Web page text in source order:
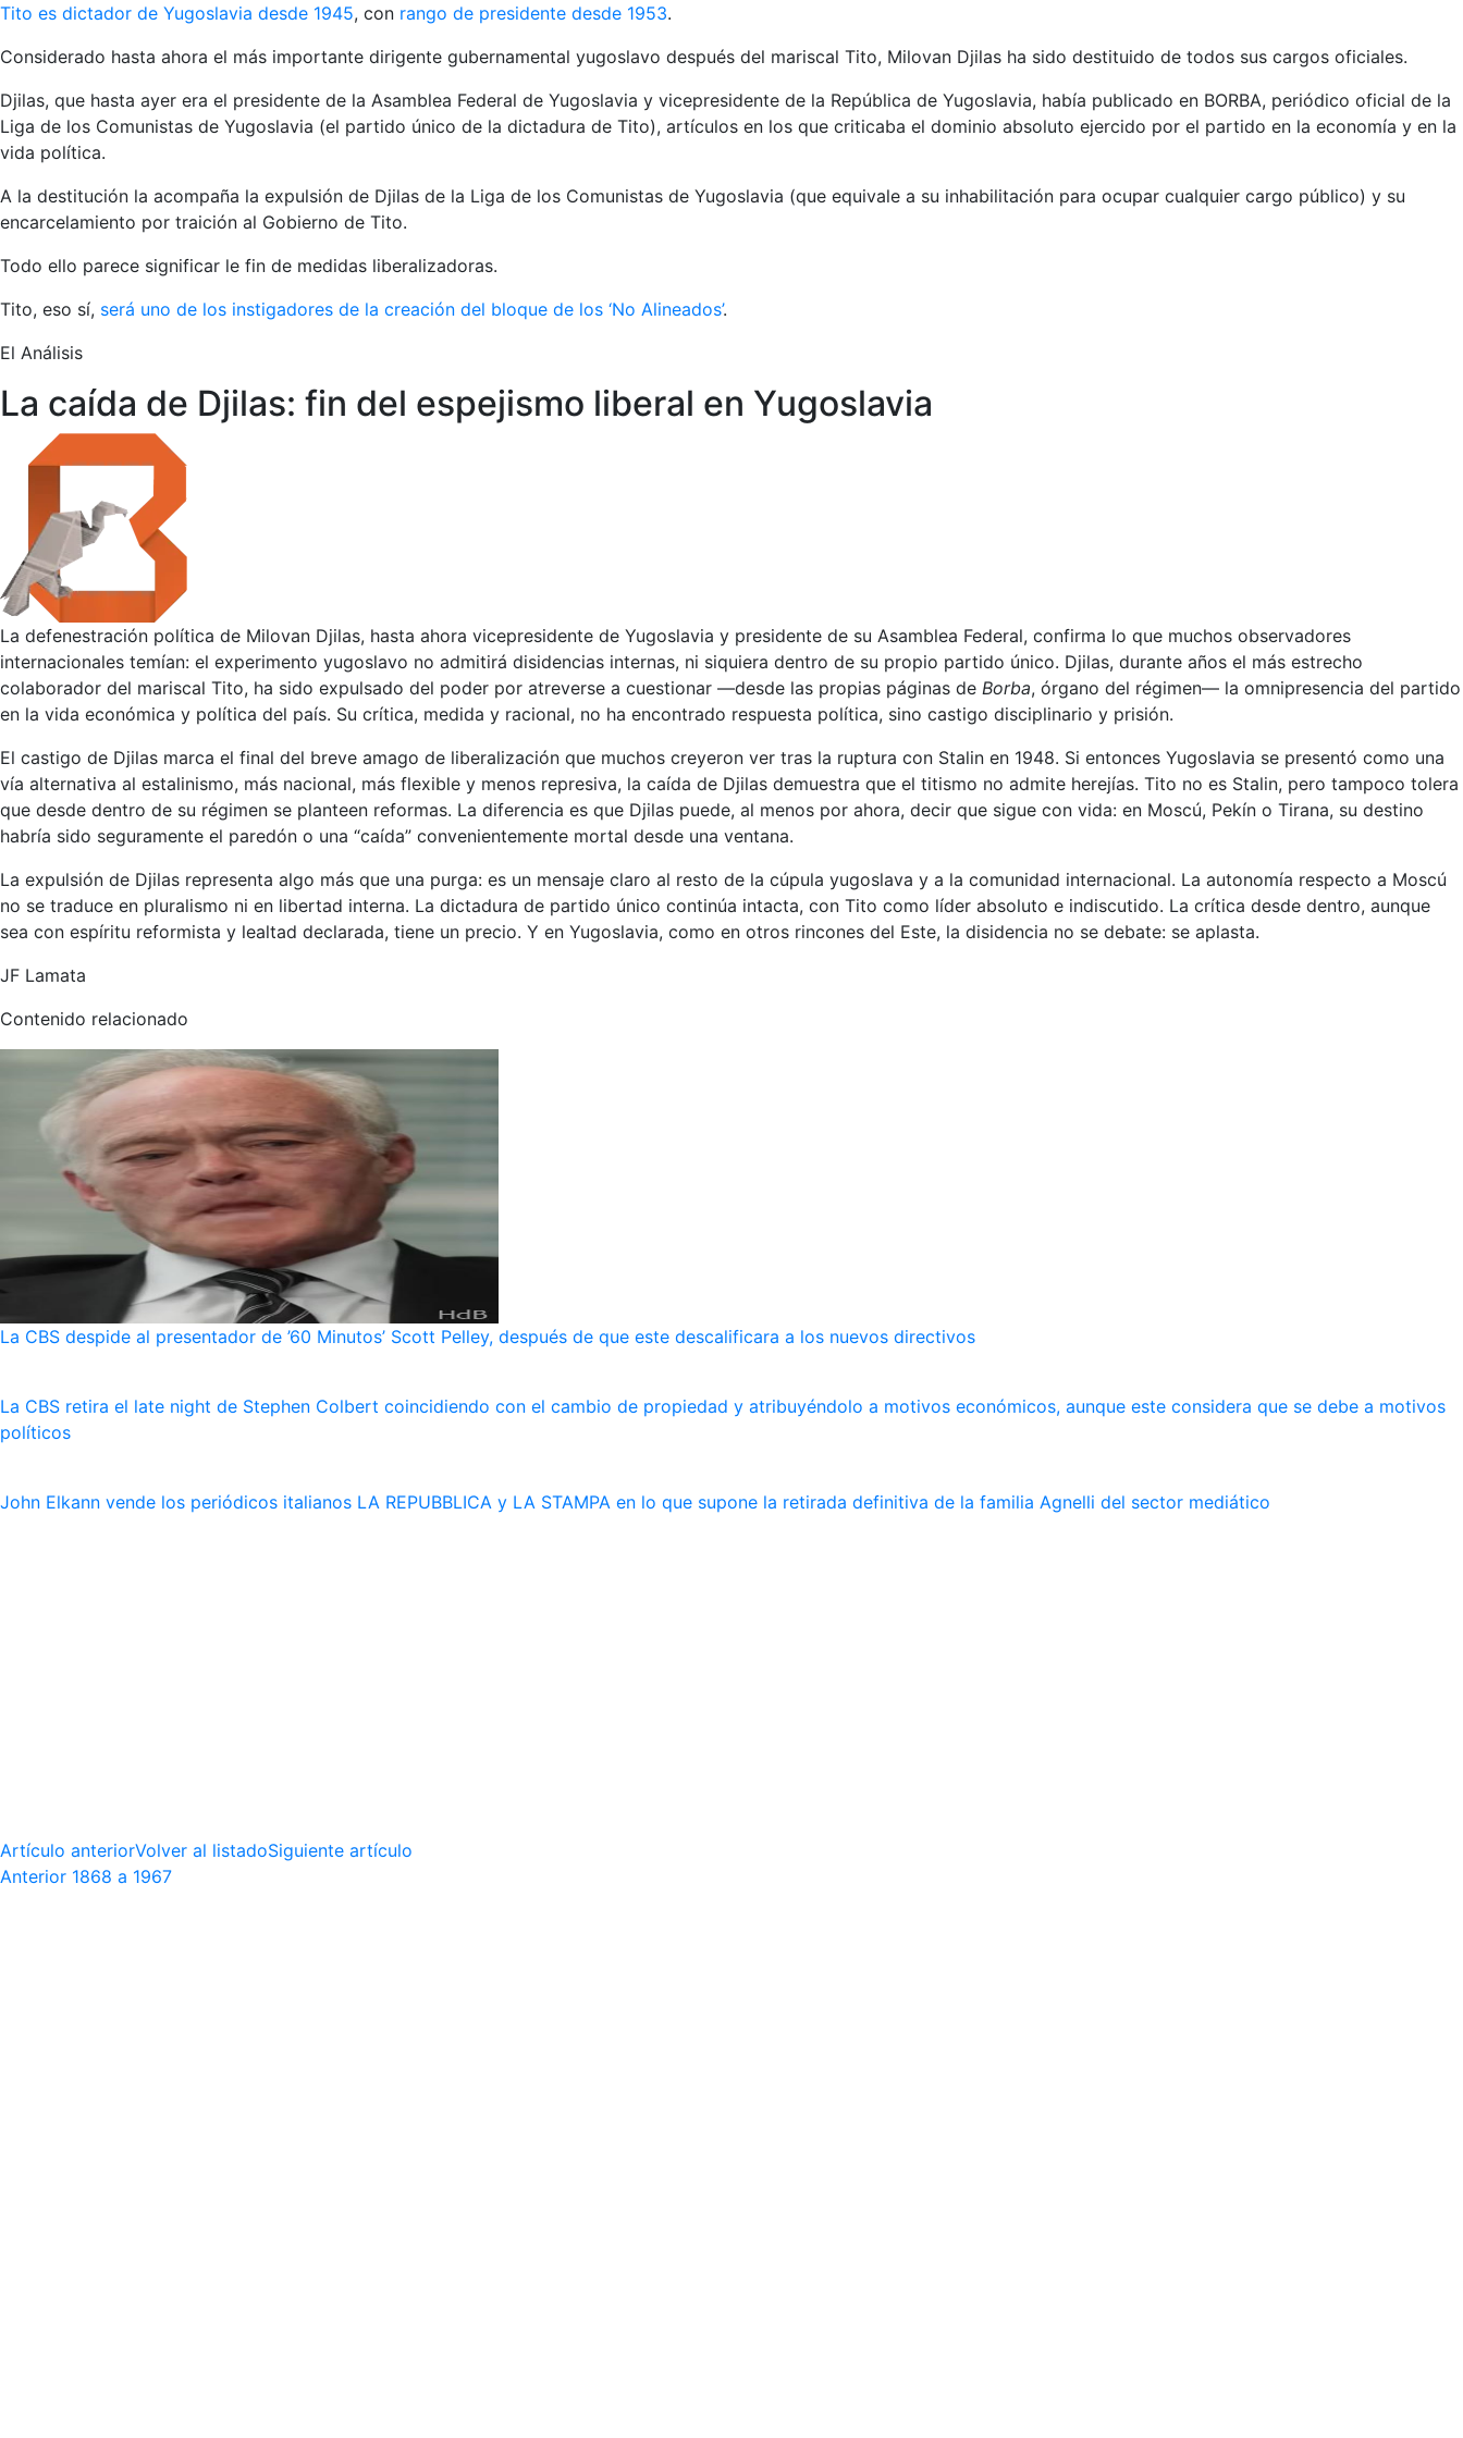
Tito es dictador de Yugoslavia desde 1945, con rango de presidente desde 1953.
Considerado hasta ahora el más importante dirigente gubernamental yugoslavo después del mariscal Tito, Milovan Djilas ha sido destituido de todos sus cargos oficiales.
Djilas, que hasta ayer era el presidente de la Asamblea Federal de Yugoslavia y vicepresidente de la República de Yugoslavia, había publicado en BORBA, periódico oficial de la
Liga de los Comunistas de Yugoslavia (el partido único de la dictadura de Tito), artículos en los que criticaba el dominio absoluto ejercido por el partido en la economía y en la
vida política.
A la destitución la acompaña la expulsión de Djilas de la Liga de los Comunistas de Yugoslavia (que equivale a su inhabilitación para ocupar cualquier cargo público) y su
encarcelamiento por traición al Gobierno de Tito.
Todo ello parece significar le fin de medidas liberalizadoras.
Tito, eso sí, será uno de los instigadores de la creación del bloque de los ‘No Alineados’.
El Análisis
La caída de Djilas: fin del espejismo liberal en Yugoslavia
La defenestración política de Milovan Djilas, hasta ahora vicepresidente de Yugoslavia y presidente de su Asamblea Federal, confirma lo que muchos observadores
internacionales temían: el experimento yugoslavo no admitirá disidencias internas, ni siquiera dentro de su propio partido único. Djilas, durante años el más estrecho
colaborador del mariscal Tito, ha sido expulsado del poder por atreverse a cuestionar —desde las propias páginas de Borba, órgano del régimen— la omnipresencia del partido
en la vida económica y política del país. Su crítica, medida y racional, no ha encontrado respuesta política, sino castigo disciplinario y prisión.
El castigo de Djilas marca el final del breve amago de liberalización que muchos creyeron ver tras la ruptura con Stalin en 1948. Si entonces Yugoslavia se presentó como una
vía alternativa al estalinismo, más nacional, más flexible y menos represiva, la caída de Djilas demuestra que el titismo no admite herejías. Tito no es Stalin, pero tampoco tolera
que desde dentro de su régimen se planteen reformas. La diferencia es que Djilas puede, al menos por ahora, decir que sigue con vida: en Moscú, Pekín o Tirana, su destino
habría sido seguramente el paredón o una “caída” convenientemente mortal desde una ventana.
La expulsión de Djilas representa algo más que una purga: es un mensaje claro al resto de la cúpula yugoslava y a la comunidad internacional. La autonomía respecto a Moscú
no se traduce en pluralismo ni en libertad interna. La dictadura de partido único continúa intacta, con Tito como líder absoluto e indiscutido. La crítica desde dentro, aunque
sea con espíritu reformista y lealtad declarada, tiene un precio. Y en Yugoslavia, como en otros rincones del Este, la disidencia no se debate: se aplasta.
JF Lamata
Contenido relacionado
La CBS despide al presentador de ’60 Minutos’ Scott Pelley, después de que este descalificara a los nuevos directivos
La CBS retira el late night de Stephen Colbert coincidiendo con el cambio de propiedad y atribuyéndolo a motivos económicos, aunque este considera que se debe a motivos
políticos
John Elkann vende los periódicos italianos LA REPUBBLICA y LA STAMPA en lo que supone la retirada definitiva de la familia Agnelli del sector mediático
Artículo anteriorVolver al listadoSiguiente artículo
Anterior 1868 a 1967